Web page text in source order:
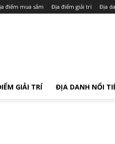
điểm mua sắm Địa điểm giải trí Địa
GIẢI TRÍ ĐỊA DANH NỔI